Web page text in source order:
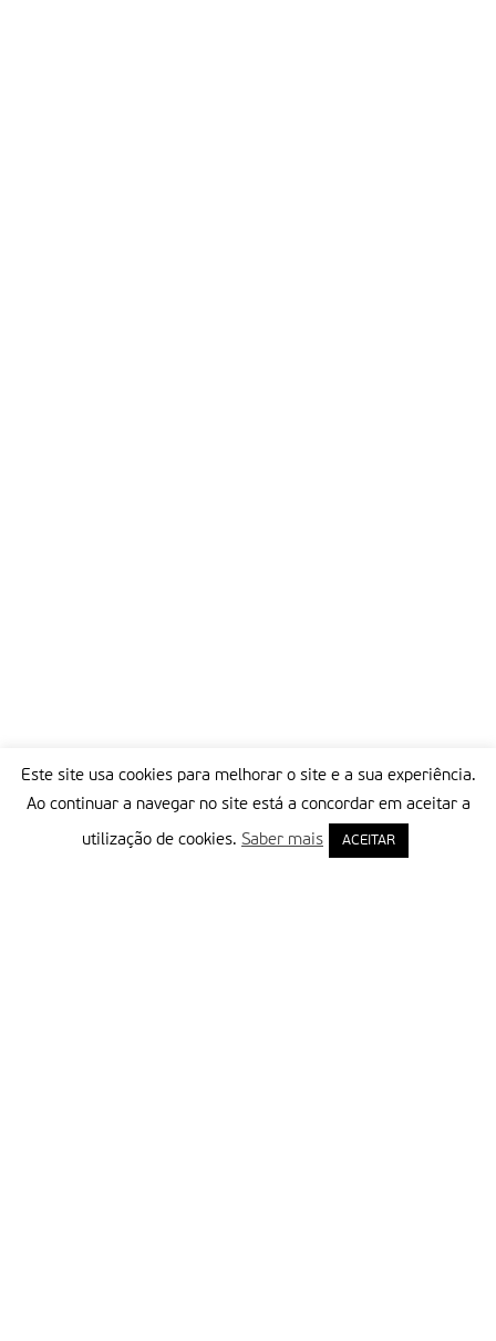
Este site usa cookies para melhorar o site e a sua experiência.
Ao continuar a navegar no site está a concordar em aceitar a
utilização de cookies. Saber mais ACEITAR